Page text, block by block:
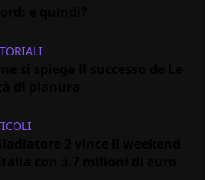
e quindi?
si spiega il successo de Le
di pianura
2 vince il weekend
con 3.7 milioni di euro